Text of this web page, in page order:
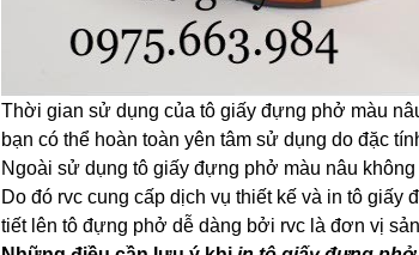
Thời gian sử dụng của tô giấy đựng phở màu
bạn có thể hoàn toàn yên tâm sử dụng do đặc
Ngoài sử dụng tô giấy đựng phở màu nâu
Do đó rvc cung cấp dịch vụ thiết kế và in tô
tiết lên tô đựng phở dễ dàng bởi rvc là đơn vị